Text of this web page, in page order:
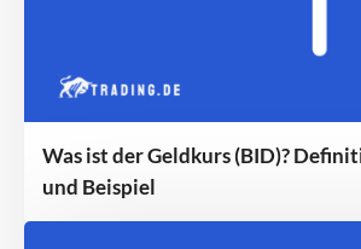
Was ist der Geldkurs (BID)?
und Beispiel